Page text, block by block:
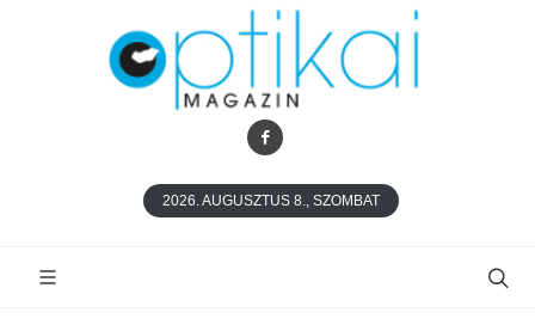
2026. AUGUSZTUS 8., SZOMBAT